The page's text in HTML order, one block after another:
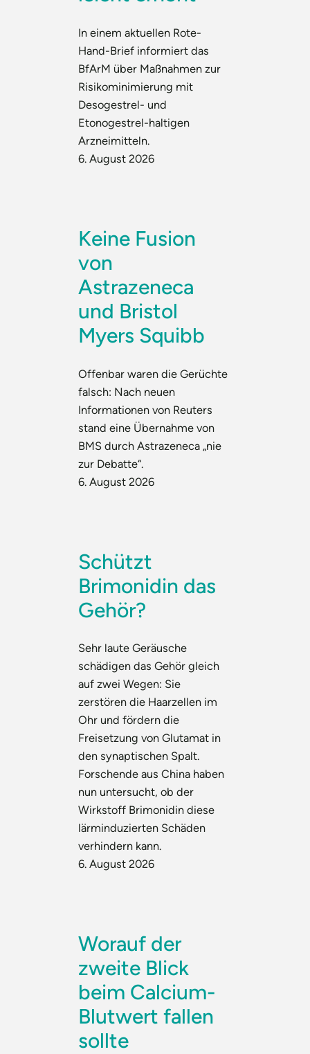
In einem aktuellen Rote-
Hand-Brief informiert das
BfArM über Maßnahmen zur
Risikominimierung mit
Desogestrel- und
Etonogestrel-haltigen
Arzneimitteln.
6. August 2026
Keine Fusion
von
Astrazeneca
und Bristol
Myers Squibb
Offenbar waren die Gerüchte
falsch: Nach neuen
Informationen von Reuters
stand eine Übernahme von
BMS durch Astrazeneca „nie
zur Debatte“.
6. August 2026
Schützt
Brimonidin das
Gehör?
Sehr laute Geräusche
schädigen das Gehör gleich
auf zwei Wegen: Sie
zerstören die Haarzellen im
Ohr und fördern die
Freisetzung von Glutamat in
den synaptischen Spalt.
Forschende aus China haben
nun untersucht, ob der
Wirkstoff Brimonidin diese
lärminduzierten Schäden
verhindern kann.
6. August 2026
Worauf der
zweite Blick
beim Calcium-
Blutwert fallen
sollte